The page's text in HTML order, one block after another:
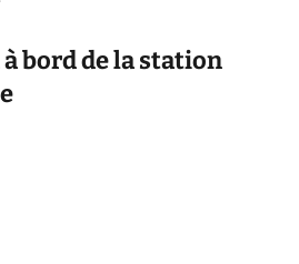
bord de la station